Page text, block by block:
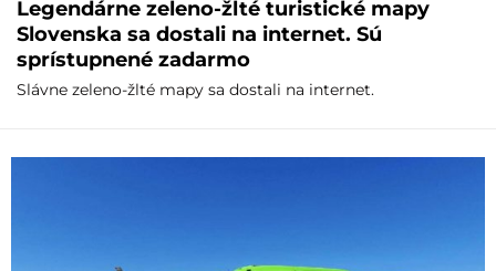
Legendárne zeleno-žlté turistické mapy
Slovenska sa dostali na internet. Sú
sprístupnené zadarmo
Slávne zeleno-žlté mapy sa dostali na internet.